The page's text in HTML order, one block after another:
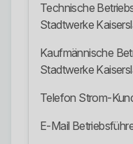
Technische
Stadtwerke
Kaufmännische
Stadtwerke
Telefon Strom-
E-Mail